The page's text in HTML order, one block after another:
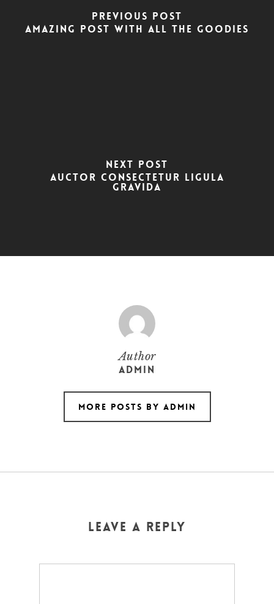
Previous Post
Amazing post with all the goodies
Next Post
Auctor consectetur ligula
gravida
Author
admin
More posts by admin
Leave a Reply